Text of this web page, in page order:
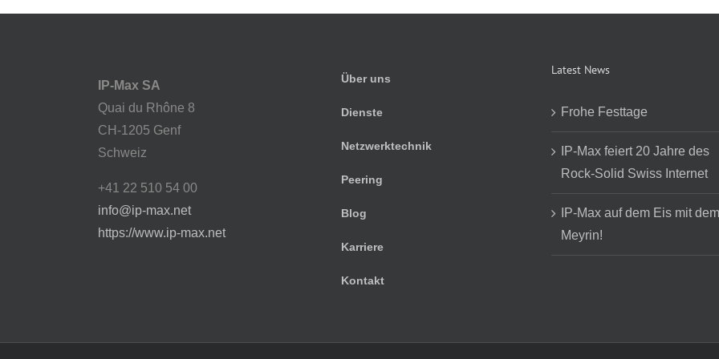
IP-Max SA
Quai du Rhône 8
CH-1205 Genf
Schweiz
+41 22 510 54 00
info@ip-max.net
https://www.ip-max.net
Über uns
Dienste
Netzwerktechnik
Peering
Blog
Karriere
Kontakt
Latest News
Frohe Festtage
IP-Max feiert 20 Jahre des
Rock-Solid Swiss Internet
IP-Max auf dem Eis mit
Meyrin!